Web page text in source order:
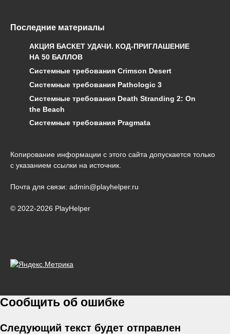
Последние материалы
АКЦИЯ БАСКЕТ УДАЧИ. КОД-ПРИГЛАШЕНИЕ
НА 50 БАЛЛОВ
Системные требования Crimson Desert
Системные требования Pathologic 3
Системные требования Death Stranding 2: On
the Beach
Системные требования Pragmata
Копирование информации с этого сайта допускается только
с указанием ссылки на источник.
Почта для связи: admin@playhelper.ru
© 2022-2026 PlayHelper
Сообщить об ошибке
Следующий текст будет отправлен